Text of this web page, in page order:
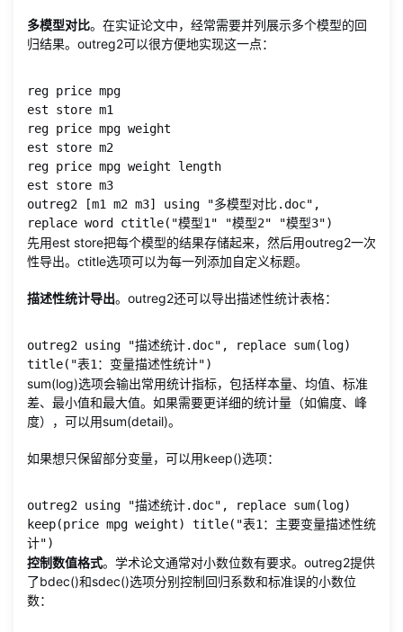
多模型对比。在实证论文中，经常需要并列展示多个模型的回
归结果。outreg2可以很方便地实现这一点：
reg price mpg
est store m1
reg price mpg weight
est store m2
reg price mpg weight length
est store m3
outreg2 [m1 m2 m3] using "多模型对比.doc",
replace word ctitle("模型1" "模型2" "模型3")
先用est store把每个模型的结果存储起来，然后用outreg2一次
性导出。ctitle选项可以为每一列添加自定义标题。
描述性统计导出。outreg2还可以导出描述性统计表格：
outreg2 using "描述统计.doc", replace sum(log)
title("表1：变量描述性统计")
sum(log)选项会输出常用统计指标，包括样本量、均值、标准
差、最小值和最大值。如果需要更详细的统计量（如偏度、峰
度），可以用sum(detail)。
如果想只保留部分变量，可以用keep()选项：
outreg2 using "描述统计.doc", replace sum(log)
keep(price mpg weight) title("表1：主要变量描述性统
计")
控制数值格式。学术论文通常对小数位数有要求。outreg2提供
了bdec()和sdec()选项分别控制回归系数和标准误的小数位
数：